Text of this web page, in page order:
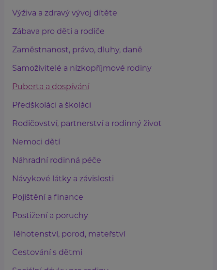
Výživa a zdravý vývoj dítěte
Zábava pro děti a rodiče
Zaměstnanost, právo, dluhy, daně
Samoživitelé a nízkopříjmové rodiny
Puberta a dospívání
Předškoláci a školáci
Rodičovství, partnerství a rodinný život
Nemoci dětí
Náhradní rodinná péče
Návykové látky a závislosti
Pojištění a finance
Postižení a poruchy
Těhotenství, porod, mateřství
Cestování s dětmi